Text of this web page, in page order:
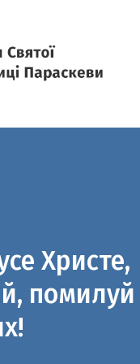
помилуй